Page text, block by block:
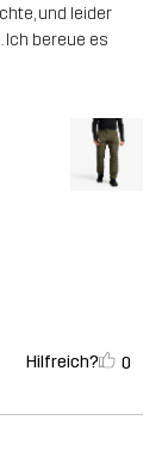
und leider
Ich bereue es
Hilfreich? 0